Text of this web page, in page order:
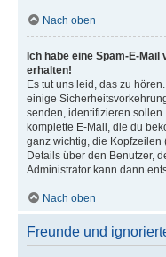
Nach oben
Ich habe eine Spam-E-
erhalten!
Es tut uns leid, das zu
einige
senden, identifizieren
komplette E-Mail, die du
ganz wichtig, die Kopfzeilen
Details über den Benutzer,
Administrator kann dann
Nach oben
Freunde und